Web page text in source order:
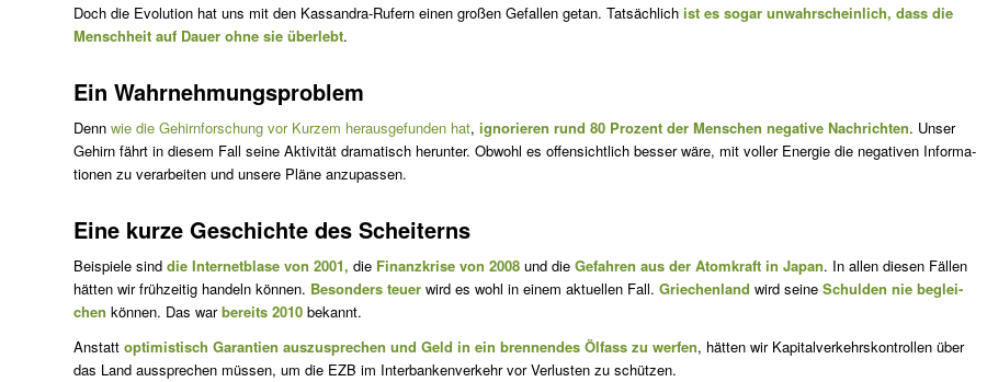
Doch die Evolution hat uns mit den Kassandra-Rufern einen großen Ge­fallen getan. Tatsächlich ist es sogar unwahrscheinlich, dass die
Menschheit auf Dauer ohne sie überlebt.
Ein Wahrnehmungsproblem
Denn wie die Gehirnforschung vor Kurzem herausgefunden hat, igno­rie­ren rund 80 Prozent der Menschen negative Nachrichten. Unser
Gehirn fährt in diesem Fall seine Aktivität dramatisch herunter. Obwohl es offensichtlich besser wäre, mit voller Energie die negativen Infor­ma­
tio­nen zu verarbeiten und unsere Pläne anzupassen.
Eine kurze Geschichte des Scheiterns
Beispiele sind die Internetblase von 2001, die Finanzkrise von 2008 und die Gefahren aus der Atomkraft in Japan. In allen diesen Fällen
hätten wir frühzeitig handeln können. Besonders teuer wird es wohl in einem aktuellen Fall. Griechenland wird seine Schulden nie be­glei­
chen können. Das warbereits 2010 bekannt.
Anstatt optimistisch Garantien auszusprechen und Geld in ein bren­nendes Ölfass zu werfen, hätten wir Kapitalverkehrskontrol­len über
das Land aussprechen müssen, um die EZB im Interbanken­verkehr vor Verlusten zu schützen.